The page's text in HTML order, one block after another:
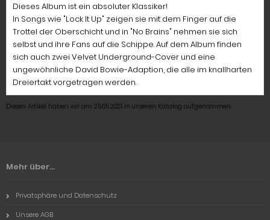
Dieses Album ist ein absoluter Klassiker!
In Songs wie "Lock It Up" zeigen sie mit dem Finger auf die
Trottel der Oberschicht und in "No Brains" nehmen sie sich
selbst und ihre Fans auf die Schippe. Auf dem Album finden
sich auch zwei Velvet Underground-Cover und eine
ungewöhnliche David Bowie-Adaption, die alle im knallharten
Dreiertakt vorgetragen werden.
Diesen Artikel haben wir am 25.05.2021 in unseren Katalog aufgenommen.
Mehr über...
Privatsphäre und Datenschutz
Unsere AGB